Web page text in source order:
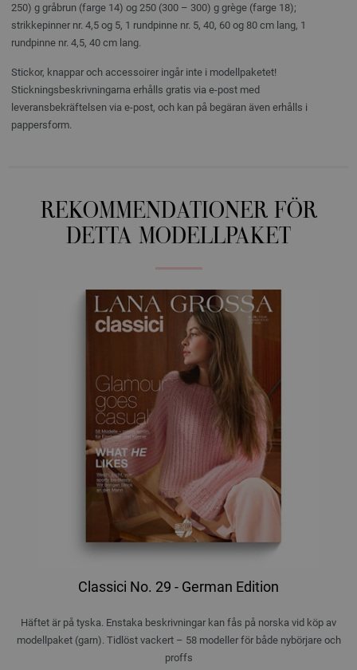
250) g gråbrun (farge 14) og 250 (300 – 300) g grège (farge 18);
strikkepinner nr. 4,5 og 5, 1 rundpinne nr. 5, 40, 60 og 80 cm lang, 1
rundpinne nr. 4,5, 40 cm lang.
Stickor, knappar och accessoirer ingår inte i modellpaketet!
Stickningsbeskrivningarna erhålls gratis via e-post med
leveransbekräftelsen via e-post, och kan på begäran även erhålls i
pappersform.
REKOMMENDATIONER FÖR
DETTA MODELLPAKET
Classici No. 29 - German Edition
Häftet är på tyska. Enstaka beskrivningar kan fås på norska vid köp av
modellpaket (garn). Tidlöst vackert – 58 modeller för både nybörjare och
proffs